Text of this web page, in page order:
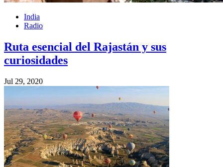
India
Radio
Ruta esencial del Rajastán y sus
curiosidades
Jul 29, 2020